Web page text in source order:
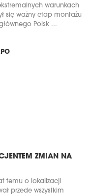
warunkach
się ważny etap montażu
Polsk ...
ZMIAN NA
temu o lokalizacji
przede wszystkim